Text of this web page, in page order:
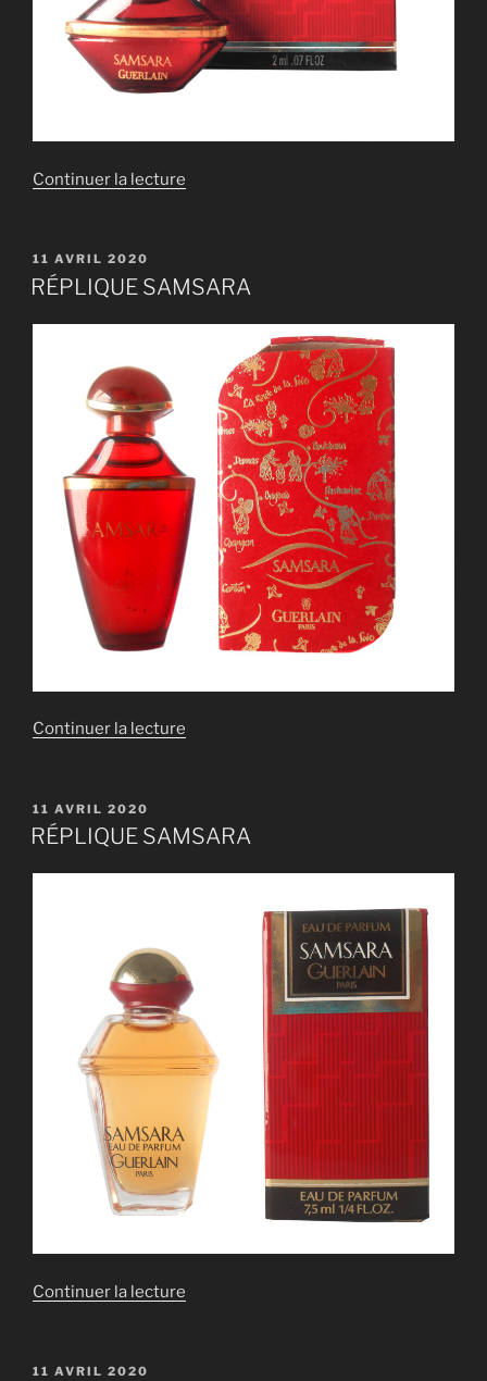
Continuer la lecture
PUBLIÉ
LE
11 AVRIL 2020
RÉPLIQUE SAMSARA
Continuer la lecture
PUBLIÉ
LE
11 AVRIL 2020
RÉPLIQUE SAMSARA
Continuer la lecture
PUBLIÉ
11 AVRIL 2020